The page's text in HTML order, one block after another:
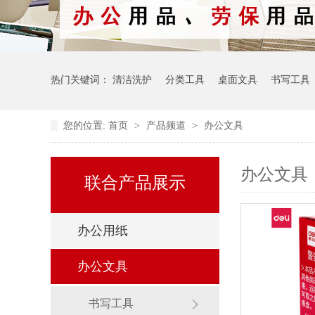
热门关键词： 清洁洗护 分类工具 桌面文具 书写工具
您的位置: 首页 > 产品频道 > 办公文具
联合产品展示
办公用纸
办公文具
书写工具
办公文具